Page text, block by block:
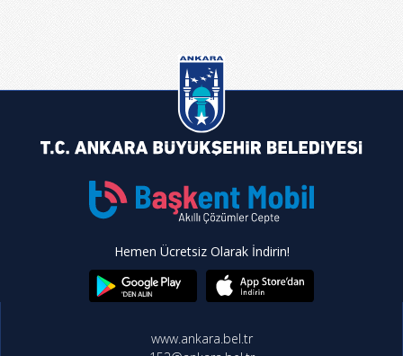
Hemen Ücretsiz Olarak İndirin!
www.ankara.bel.tr